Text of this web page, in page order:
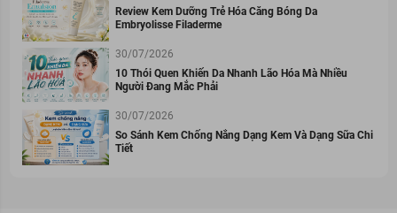
Review Kem Dưỡng Trẻ Hóa Căng Bóng Da
Embryolisse Filaderme
30/07/2026
10 Thói Quen Khiến Da Nhanh Lão Hóa Mà Nhiều
Người Đang Mắc Phải
30/07/2026
So Sánh Kem Chống Nắng Dạng Kem Và Dạng Sữa Chi
Tiết